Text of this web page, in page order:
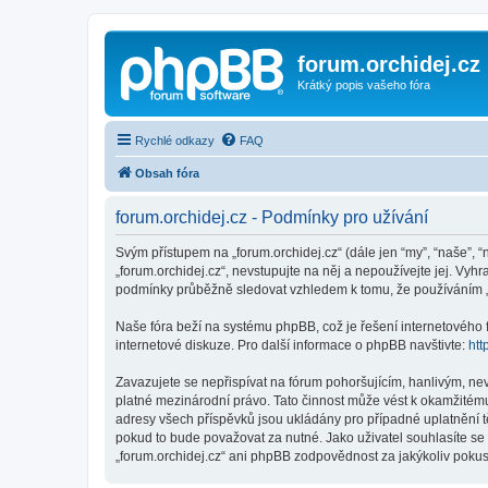
forum.orchidej.cz
Krátký popis vašeho fóra
Rychlé odkazy FAQ
Obsah fóra
forum.orchidej.cz - Podmínky pro užívání
Svým přístupem na „forum.orchidej.cz“ (dále jen “my”,
„forum.orchidej.cz“, nevstupujte na něj a nepoužívejte jej.
podmínky průběžně sledovat vzhledem k tomu, že používáním
Naše fóra beží na systému phpBB, což je řešení internetového
internetové diskuze. Pro další informace o phpBB navštivte:
Zavazujete se nepřispívat na fórum pohoršujícím, hanlivým,
platné mezinárodní právo. Tato činnost může vést k
adresy všech příspěvků jsou ukládány pro případné uplatnění
pokud to bude považovat za nutné. Jako uživatel souhlasíte
„forum.orchidej.cz“ ani phpBB zodpovědnost za jakýkoliv